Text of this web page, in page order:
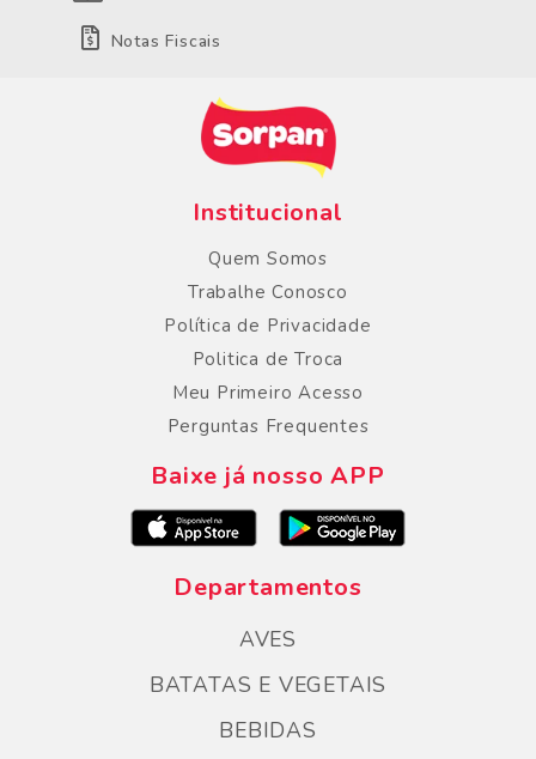
Notas Fiscais
Institucional
Quem Somos
Trabalhe Conosco
Política de Privacidade
Politica de Troca
Meu Primeiro Acesso
Perguntas Frequentes
Baixe já nosso APP
Departamentos
AVES
BATATAS E VEGETAIS
BEBIDAS